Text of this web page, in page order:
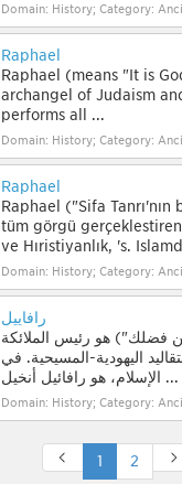
Domain: History; Category:
Raphael
Raphael (means "It is
archangel of Judaism
performs all ...
Domain: History; Category:
Raphael
Raphael ("Şifa
tüm görgü
ve Hıristiyanlık, 's.
Domain: History; Category:
رافاييل
فضلك") هو رئيس الملائكة
اليهودية-المسيحية. في
الإسلام، هو رافائيل أنخيل ...
Domain: History; Category:
1 2